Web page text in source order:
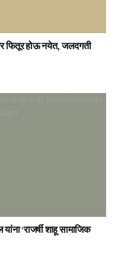
फितूर होऊ नयेत, जलदगती
यांना ‘राजर्षी शाहू सामाजिक